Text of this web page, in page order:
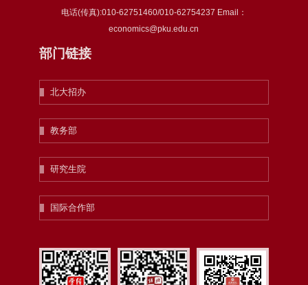
电话(传真):010-62751460/010-62754237 Email：
economics@pku.edu.cn
部门链接
北大招办
教务部
研究生院
国际合作部